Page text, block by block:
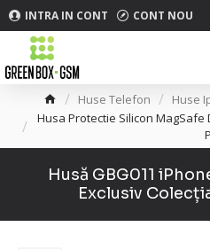
INTRA IN CONT CONT NOU
Huse Telefon Huse
Husa Protectie Silicon MagSafe
Husă GBG011
Exclusiv